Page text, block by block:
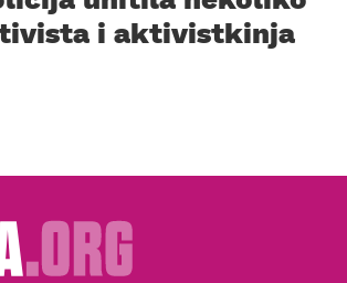
i aktivistkinja